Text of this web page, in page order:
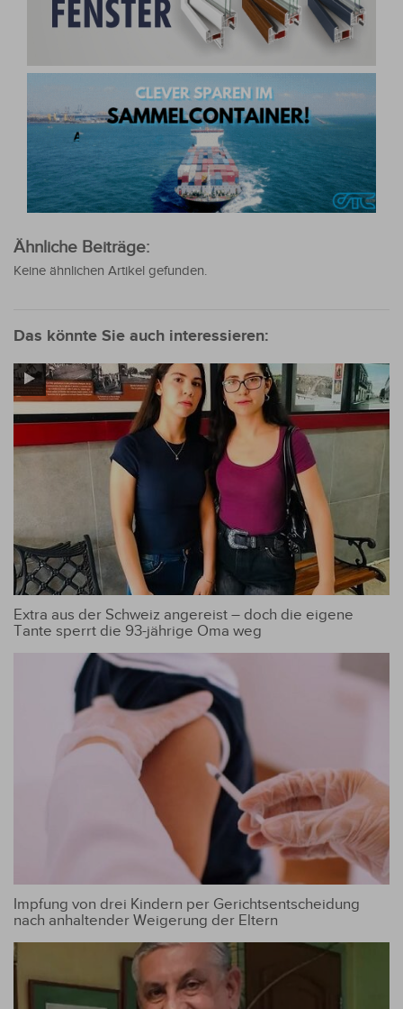
Ähnliche Beiträge:
Keine ähnlichen Artikel gefunden.
Das könnte Sie auch interessieren:
Extra aus der Schweiz angereist – doch die eigene
Tante sperrt die 93-jährige Oma weg
Impfung von drei Kindern per Gerichtsentscheidung
nach anhaltender Weigerung der Eltern